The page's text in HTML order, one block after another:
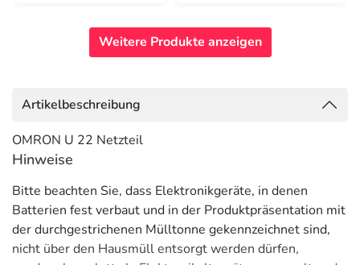
Weitere Produkte anzeigen
Artikelbeschreibung
OMRON U 22 Netzteil
Hinweise
Bitte beachten Sie, dass Elektronikgeräte, in denen
Batterien fest verbaut und in der Produktpräsentation mit
der durchgestrichenen Mülltonne gekennzeichnet sind,
nicht über den Hausmüll entsorgt werden dürfen,